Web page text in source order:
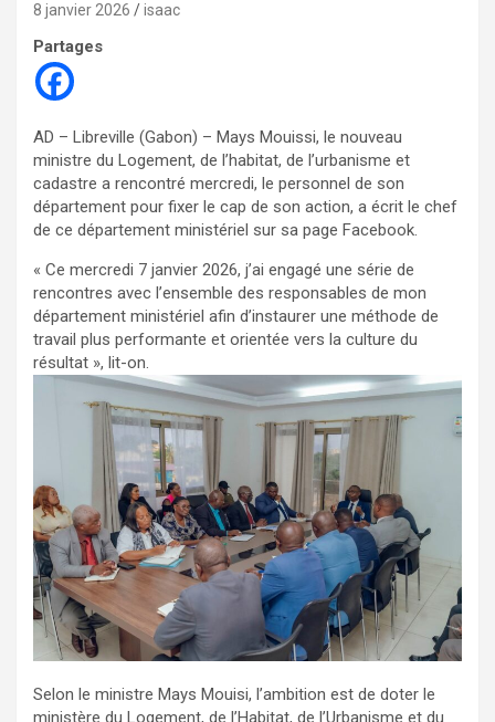
8 janvier 2026 isaac
Partages
AD – Libreville (Gabon) – Mays Mouissi, le nouveau
ministre du Logement, de l’habitat, de l’urbanisme et
cadastre a rencontré mercredi, le personnel de son
département pour fixer le cap de son action, a écrit le chef
de ce département ministériel sur sa page Facebook.
« Ce mercredi 7 janvier 2026, j’ai engagé une série de
rencontres avec l’ensemble des responsables de mon
département ministériel afin d’instaurer une méthode de
travail plus performante et orientée vers la culture du
résultat », lit-on.
Selon le ministre Mays Mouisi, l’ambition est de doter le
ministère du Logement, de l’Habitat, de l’Urbanisme et du